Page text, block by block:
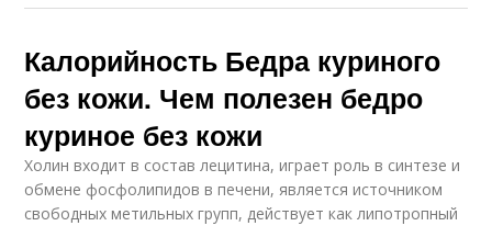
Калорийность Бедра куриного
без кожи. Чем полезен бедро
куриное без кожи
Холин входит в состав лецитина, играет роль в синтезе и
обмене фосфолипидов в печени, является источником
свободных метильных групп, действует как липотропный